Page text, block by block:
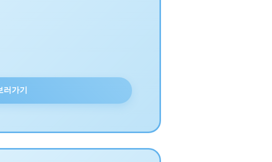
러가기